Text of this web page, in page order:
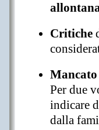
Critiche
Mancato
Per due
indicare
dalla